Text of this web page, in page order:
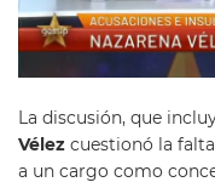
La discusión, que
Vélez cuestionó la
a un cargo como